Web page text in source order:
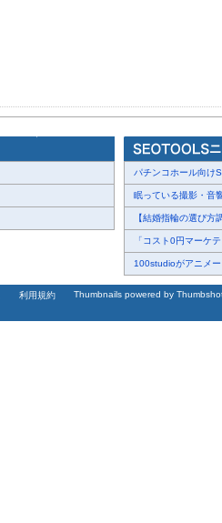
パチンコホール向け
眠っている撮影・音
【結婚指輪の選び方
「コスト0円マーケ
100studioがアニメ
利用規約 Thumbnails powered by